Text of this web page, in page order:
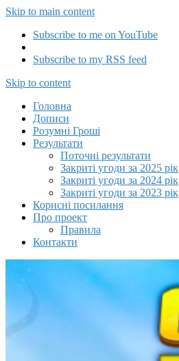
Skip to main content
Subscribe to me on YouTube
Subscribe to my RSS feed
Capitalizator UA
Skip to content
Головна
Дописи
Розумні Гроші
Результати
Поточні результати
Закриті угоди за 2025 рік
Закриті угоди за 2024 рік
Закриті угоди за 2023 рік
Корисні посилання
Про проект
Правила
Контакти